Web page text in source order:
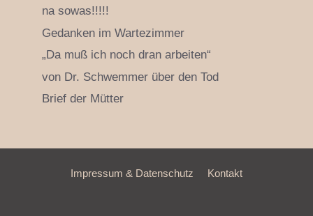
na sowas!!!!!
Gedanken im Wartezimmer
„Da muß ich noch dran arbeiten“
von Dr. Schwemmer über den Tod
Brief der Mütter
Impressum & Datenschutz Kontakt